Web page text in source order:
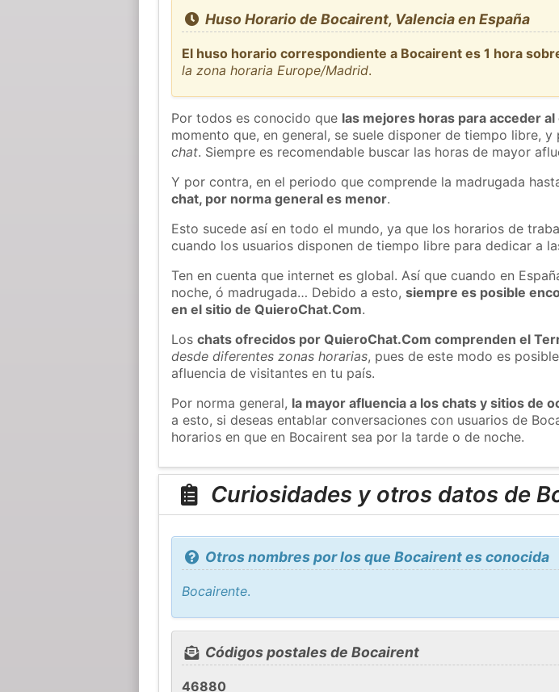
Huso Horario de Bocairent, Valencia en España
El huso horario correspondiente a Bocairent es 1 hora
la zona horaria Europe/Madrid.
Por todos es conocido que las mejores horas para acceder
momento que, en general, se suele disponer de tiempo libre,
chat. Siempre es recomendable buscar las horas de mayor
Y por contra, en el periodo que comprende la madrugada
chat, por norma general es menor.
Esto sucede así en todo el mundo, ya que los horarios de
cuando los usuarios disponen de tiempo libre para dedicar a
Ten en cuenta que internet es global. Así que cuando en
noche, ó madrugada… Debido a esto,siempre es posible
en el sitio de QuieroChat.Com.
Loschats ofrecidos por QuieroChat.Com comprenden el
desde diferentes zonas horarias, pues de este modo es
afluencia de visitantes en tu país.
Por norma general, la mayor afluencia a los chats y sitios de
a esto, si deseas entablar conversaciones con usuarios de
horarios en que en Bocairent sea por la tarde o de noche.
Curiosidades y otros datos de
Otros nombres por los que Bocairent es conocida
Bocairente.
Códigos postales de Bocairent
46880